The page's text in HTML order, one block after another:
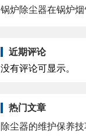
锅炉除尘器在锅炉
近期评论
没有评论可显示。
热门文章
除尘器的维护保养技